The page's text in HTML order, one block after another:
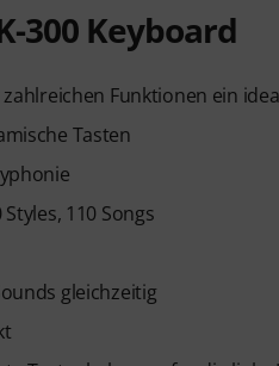
300 Keyboard
Funktionen ein
Tasten
110 Songs
gleichzeitig